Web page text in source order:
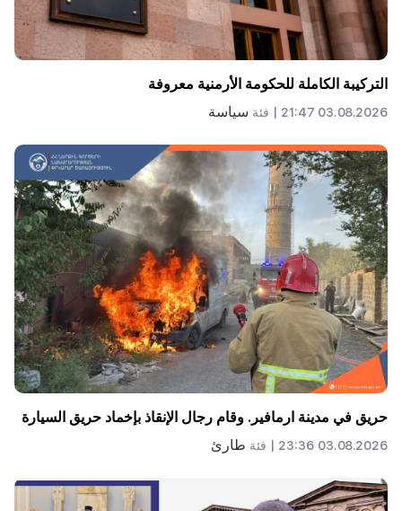
التركيبة الكاملة للحكومة الأرمنية معروفة
03.08.2026 21:47 | فئة سياسة
حريق في مدينة ارمافير. وقام رجال الإنقاذ بإخماد حريق السيارة
03.08.2026 23:36 | فئة طارئ